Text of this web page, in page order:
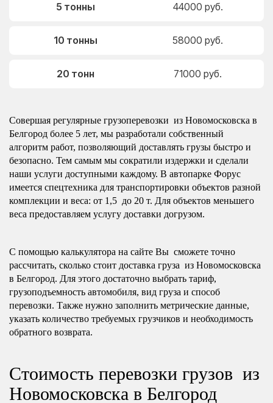
5 тонны 44000 руб.
10 тонны 58000 руб.
20 тонн 71000 руб.
Совершая регулярные грузоперевозки из Новомосковска в
Белгород более 5 лет, мы разработали собственный
алгоритм работ, позволяющий доставлять грузы быстро и
безопасно. Тем самым мы сократили издержки и сделали
наши услуги доступными каждому. В автопарке Форус
имеется спецтехника для транспортировки объектов разной
комплекции и веса: от 1,5 до 20 т. Для объектов меньшего
веса предоставляем услугу доставки догрузом.
С помощью калькулятора на сайте Вы сможете точно
рассчитать, сколько стоит доставка груза из Новомосковска
в Белгород. Для этого достаточно выбрать тариф,
грузоподъемность автомобиля, вид груза и способ
перевозки. Также нужно заполнить метрические данные,
указать количество требуемых грузчиков и необходимость
обратного возврата.
Стоимость перевозки грузов из
Новомосковска в Белгород